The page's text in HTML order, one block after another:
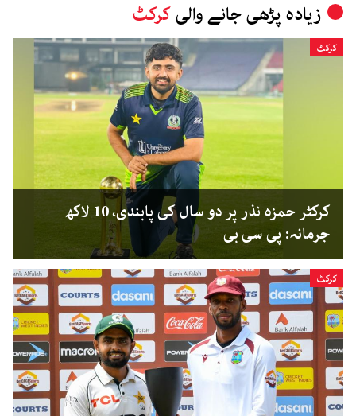
زیادہ پڑھی جانے والیکرکٹ
کرکٹ
کرکٹر حمزہ نذر پر دو سال کی پابندی، 10 لاکھ
جرمانہ: پی سی بی
کرکٹ